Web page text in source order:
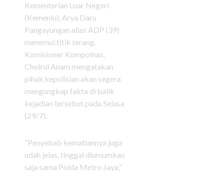
Kementerian Luar Negeri
(Kemenlu), Arya Daru
Pangayungan alias ADP (39)
menemui titik terang.
Komisioner Kompolnas,
Choirul Anam mengatakan
pihak kepolisian akan segera
mengungkap fakta di balik
kejadian tersebut pada Selasa
(29/7).
“Penyebab kematiannya juga
udah jelas, tinggal diumumkan
saja sama Polda Metro Jaya,”